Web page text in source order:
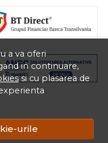
a va oferi
in continuare,
si cu plasarea de
urile